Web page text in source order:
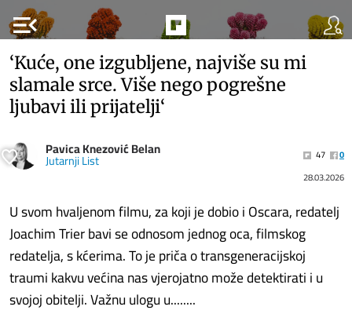
menu_open
‘Kuće, one izgubljene, najviše su mi
slamale srce. Više nego pogrešne
ljubavi ili prijatelji‘
Pavica Knezović Belan
Jutarnji List 47
0
28.03.2026
U svom hvaljenom filmu, za koji je dobio i Oscara, redatelj
Joachim Trier bavi se odnosom jednog oca, filmskog
redatelja, s kćerima. To je priča o transgeneracijskoj
traumi kakvu većina nas vjerojatno može detektirati i u
svojoj obitelji. Važnu ulogu u........